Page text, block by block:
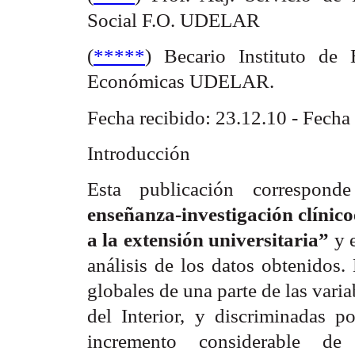
Social F.O. UDELAR
(*****) Becario Instituto de
Económicas UDELAR.
Fecha recibido: 23.12.10 -
Introducción
Esta publicación
enseñanza-investigación
a la extensión universitaria” y
análisis de los datos obtenidos.
globales de una parte de las
del Interior, y discriminadas
incremento considerable